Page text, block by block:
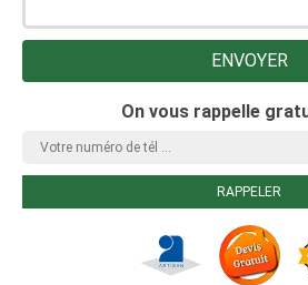
On vous rappelle